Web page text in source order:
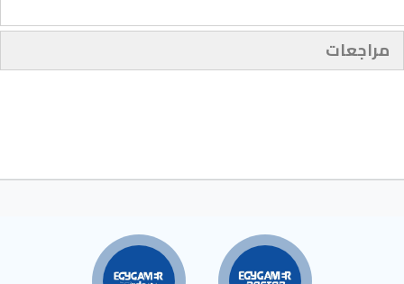
مراجعات